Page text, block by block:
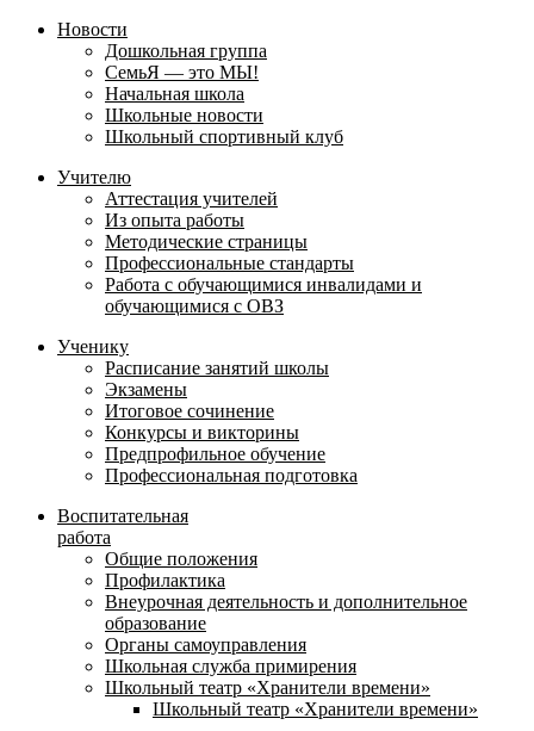
Новости
Дошкольная группа
СемьЯ — это МЫ!
Начальная школа
Школьные новости
Школьный спортивный клуб
Учителю
Аттестация учителей
Из опыта работы
Методические страницы
Профессиональные стандарты
Работа с обучающимися инвалидами и
обучающимися с ОВЗ
Ученику
Расписание занятий школы
Экзамены
Итоговое сочинение
Конкурсы и викторины
Предпрофильное обучение
Профессиональная подготовка
Воспитательная
работа
Общие положения
Профилактика
Внеурочная деятельность и дополнительное
образование
Органы самоуправления
Школьная служба примирения
Школьный театр «Хранители времени»
Школьный театр «Хранители времени»